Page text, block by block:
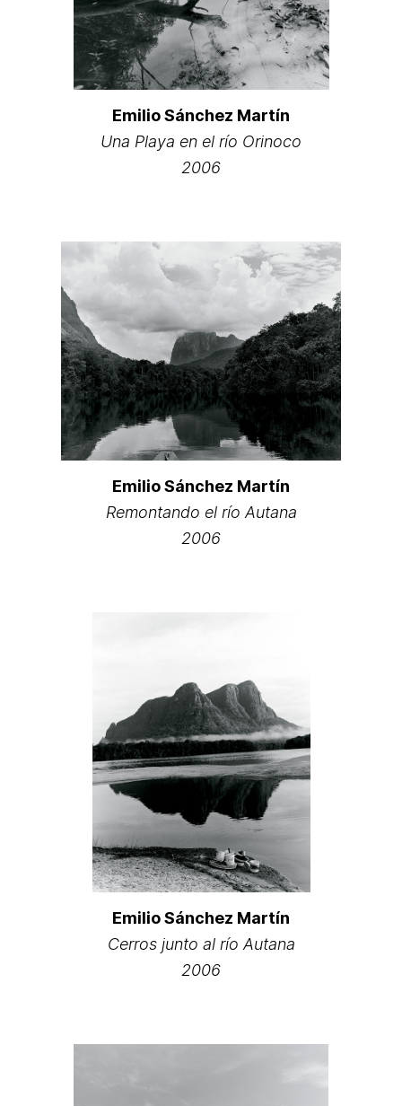
Emilio Sánchez Martín
Una Playa en el río Orinoco
2006
Emilio Sánchez Martín
Remontando el río Autana
2006
Emilio Sánchez Martín
Cerros junto al río Autana
2006